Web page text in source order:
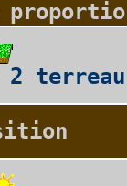
terreau